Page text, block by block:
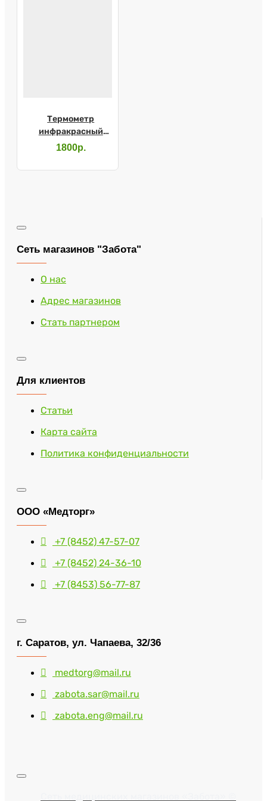
Термометр
инфракрасный
AMRUS AMIT-140
1800р.
Сеть магазинов "Забота"
О нас
Адрес магазинов
Стать партнером
Для клиентов
Статьи
Карта сайта
Политика конфиденциальности
ООО «Медторг»
+7 (8452) 47-57-07
+7 (8452) 24-36-10
+7 (8453) 56-77-87
г. Саратов, ул. Чапаева, 32/36
medtorg@mail.ru
zabota.sar@mail.ru
zabota.eng@mail.ru